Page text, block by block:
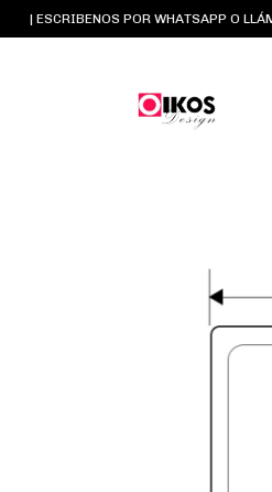
| ESCRIBENOS POR WHATSAPP O